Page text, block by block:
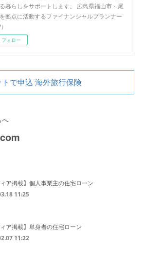
暮らしをサポートします。 広島県福山市・尾
拠点に活動するファイナンシャルプランナー
フォロー
トで申込 海外旅行保険
へ
ィア掲載】個人事業主の住宅ローン
11:25
ィア掲載】単身者の住宅ローン
11:22